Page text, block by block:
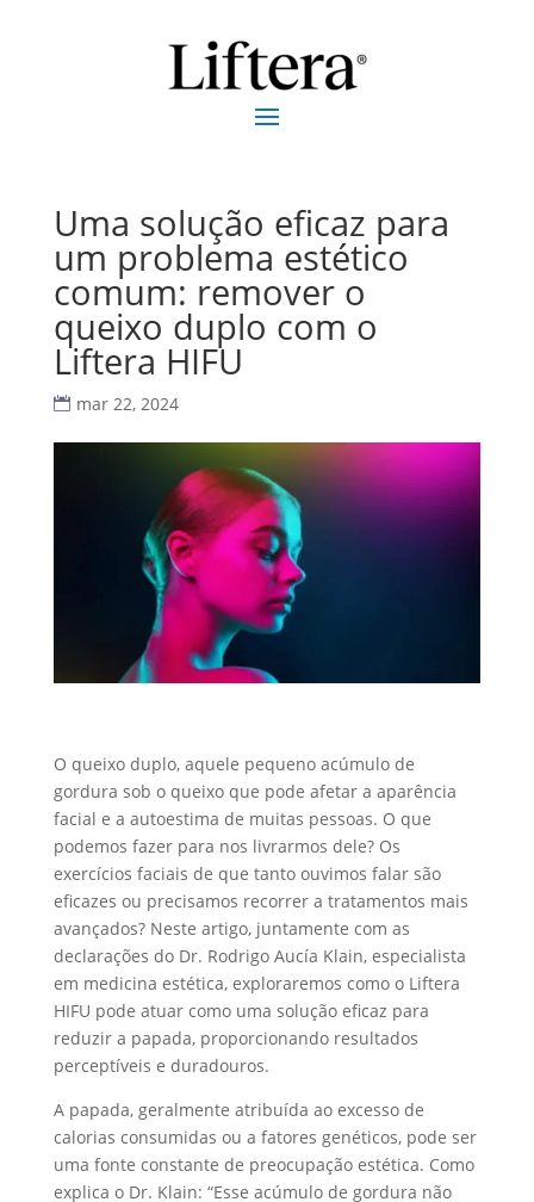
Uma solução eficaz para
um problema estético
comum: remover o
queixo duplo com o
Liftera HIFU
mar 22, 2024
O queixo duplo, aquele pequeno acúmulo de
gordura sob o queixo que pode afetar a aparência
facial e a autoestima de muitas pessoas. O que
podemos fazer para nos livrarmos dele? Os
exercícios faciais de que tanto ouvimos falar são
eficazes ou precisamos recorrer a tratamentos mais
avançados? Neste artigo, juntamente com as
declarações do Dr. Rodrigo Aucía Klain, especialista
em medicina estética, exploraremos como o Liftera
HIFU pode atuar como uma solução eficaz para
reduzir a papada, proporcionando resultados
perceptíveis e duradouros.
A papada, geralmente atribuída ao excesso de
calorias consumidas ou a fatores genéticos, pode ser
uma fonte constante de preocupação estética. Como
explica o Dr. Klain: “Esse acúmulo de gordura não